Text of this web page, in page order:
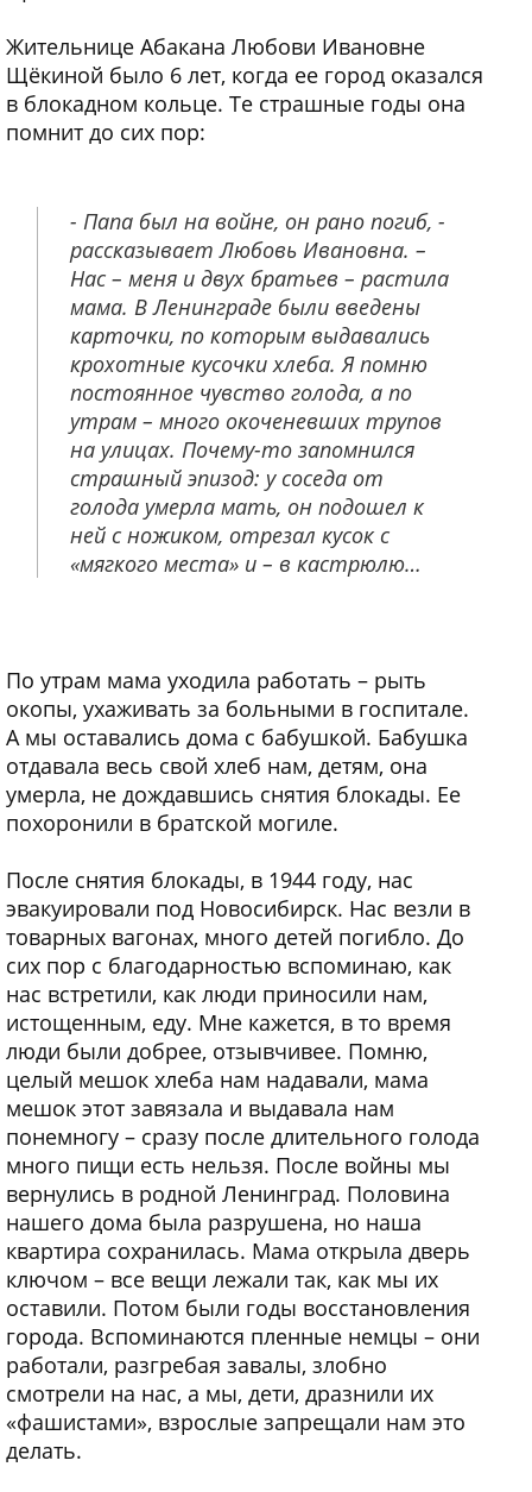
Жительнице Абакана Любови Ивановне
Щёкиной было 6 лет, когда ее город оказался
в блокадном кольце. Те страшные годы она
помнит до сих пор:
- Папа был на войне, он рано погиб, -
рассказывает Любовь Ивановна. –
Нас – меня и двух братьев – растила
мама. В Ленинграде были введены
карточки, по которым выдавались
крохотные кусочки хлеба. Я помню
постоянное чувство голода, а по
утрам – много окоченевших трупов
на улицах. Почему-то запомнился
страшный эпизод: у соседа от
голода умерла мать, он подошел к
ней с ножиком, отрезал кусок с
«мягкого места» и – в кастрюлю…
По утрам мама уходила работать – рыть
окопы, ухаживать за больными в госпитале.
А мы оставались дома с бабушкой. Бабушка
отдавала весь свой хлеб нам, детям, она
умерла, не дождавшись снятия блокады. Ее
похоронили в братской могиле.
После снятия блокады, в 1944 году, нас
эвакуировали под Новосибирск. Нас везли в
товарных вагонах, много детей погибло. До
сих пор с благодарностью вспоминаю, как
нас встретили, как люди приносили нам,
истощенным, еду. Мне кажется, в то время
люди были добрее, отзывчивее. Помню,
целый мешок хлеба нам надавали, мама
мешок этот завязала и выдавала нам
понемногу – сразу после длительного голода
много пищи есть нельзя. После войны мы
вернулись в родной Ленинград. Половина
нашего дома была разрушена, но наша
квартира сохранилась. Мама открыла дверь
ключом – все вещи лежали так, как мы их
оставили. Потом были годы восстановления
города. Вспоминаются пленные немцы – они
работали, разгребая завалы, злобно
смотрели на нас, а мы, дети, дразнили их
«фашистами», взрослые запрещали нам это
делать.